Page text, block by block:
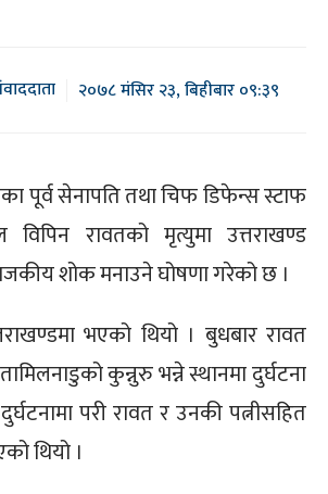
२०७८ मंसिर २३, बिहीबार ०९:३९
पूर्व सेनापति तथा चिफ डिफेन्स स्टाफ
रावतको मृत्युमा उत्तराखण्ड
शोक मनाउने घोषणा गरेको छ ।
भएको थियो । बुधबार रावत
कुन्नुरु भन्ने स्थानमा दुर्घटना
परी रावत र उनकी पत्नीसहित
थियो ।